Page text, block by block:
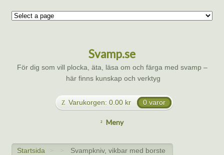
Svamp.se
För dig som vill plocka, äta, läsa om och färga med svamp –
här finns kunskap och verktyg
Varukorgen: 0.00 kr 0 varor
Meny
Startsida > > Svampkniv, vikbar med borste